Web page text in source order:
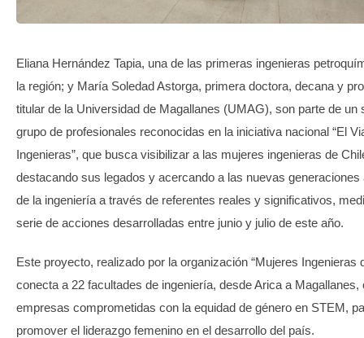
Eliana Hernández Tapia, una de las primeras ingenieras
la región; y María Soledad Astorga, primera doctora, decana y
titular de la Universidad de Magallanes (UMAG), son parte de un
grupo de profesionales reconocidas en la iniciativa nacional “El
Ingenieras”, que busca visibilizar a las mujeres ingenieras de
destacando sus legados y acercando a las nuevas generaciones
de la ingeniería a través de referentes reales y significativos,
serie de acciones desarrolladas entre junio y julio de este año.
Este proyecto, realizado por la organización “Mujeres Ingenieras
conecta a 22 facultades de ingeniería, desde Arica a Magallanes,
empresas comprometidas con la equidad de género en STEM,
promover el liderazgo femenino en el desarrollo del país.